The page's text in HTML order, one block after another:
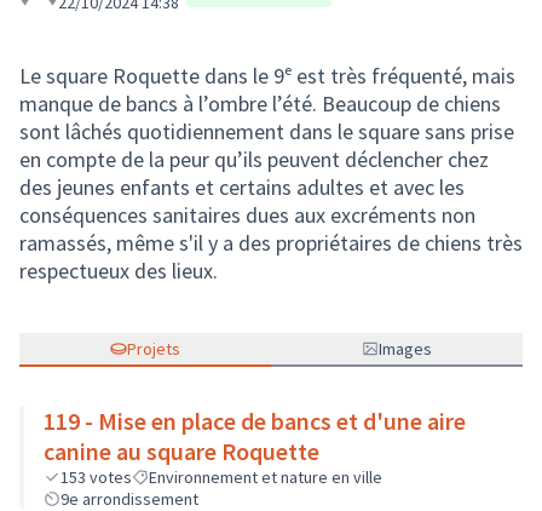
Le square Roquette dans le 9ᵉ est très fréquenté, mais
manque de bancs à l’ombre l’été. Beaucoup de chiens
sont lâchés quotidiennement dans le square sans prise
en compte de la peur qu’ils peuvent déclencher chez
des jeunes enfants et certains adultes et avec les
conséquences sanitaires dues aux excréments non
ramassés, même s'il y a des propriétaires de chiens très
respectueux des lieux.
Projets Images
119 - Mise en place de bancs et d'une aire
canine au square Roquette
153 votes
Environnement et nature en ville
9e arrondissement